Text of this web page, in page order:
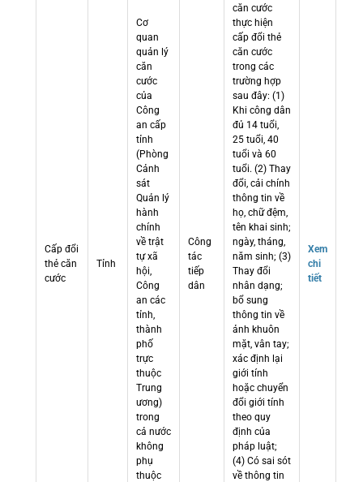
Cấp đổi
thẻ căn
cước
Tỉnh
Cơ
quan
quản lý
căn
cước
của
Công
an cấp
tỉnh
(Phòng
Cảnh
sát
Quản lý
hành
chính
về trật
tự xã
hội,
Công
an các
tỉnh,
thành
phố
trực
thuộc
Trung
ương)
trong
cả nước
không
phụ
thuộc
Công
tác
tiếp
dân
căn cước
thực hiện
cấp đổi thẻ
căn cước
trong các
trường hợp
sau đây: (1)
Khi công dân
đủ 14 tuổi,
25 tuổi, 40
tuổi và 60
tuổi. (2) Thay
đổi, cải chính
thông tin về
họ, chữ đệm,
tên khai sinh;
ngày, tháng,
năm sinh; (3)
Thay đổi
nhân dạng;
bổ sung
thông tin về
ảnh khuôn
mặt, vân tay;
xác định lại
giới tính
hoặc chuyển
đổi giới tính
theo quy
định của
pháp luật;
(4) Có sai sót
về thông tin
Xem
chi
tiết